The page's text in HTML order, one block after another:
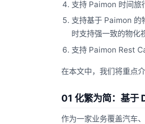
支持 Paimon 时间旅
支持基于 Paimon 的
时支持强一致的物化
支持 Paimon Rest
在本文中，我们将重点
01 化繁为简：基于
作为一家业务覆盖汽车